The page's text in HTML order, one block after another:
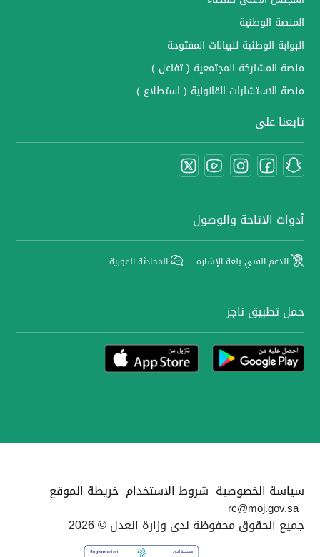
المنصة الوطنية
البوابة الوطنية للبيانات المفتوحة
منصة المشاركة المجتمعية ( تفاعل )
منصة الاستشارات القانونية ( استطلاع )
تابعنا على
أدوات الاتاحة والوصول
الدعم الفني بلغة الإشارة المحادثة الفورية
حمل تطبيق ناجز
سياسة الخصوصية شروط الاستخدام خريطة الموقع
rc@moj.gov.sa
جميع الحقوق محفوظة لدى وزارة العدل © 2026